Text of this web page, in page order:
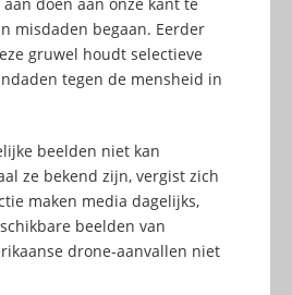
misdaden begaan. Eerder
gruwel houdt selectieve
tegen de mensheid in
beelden niet kan
ze bekend zijn, vergist zich
maken media dagelijks,
beelden van
drone-aanvallen niet